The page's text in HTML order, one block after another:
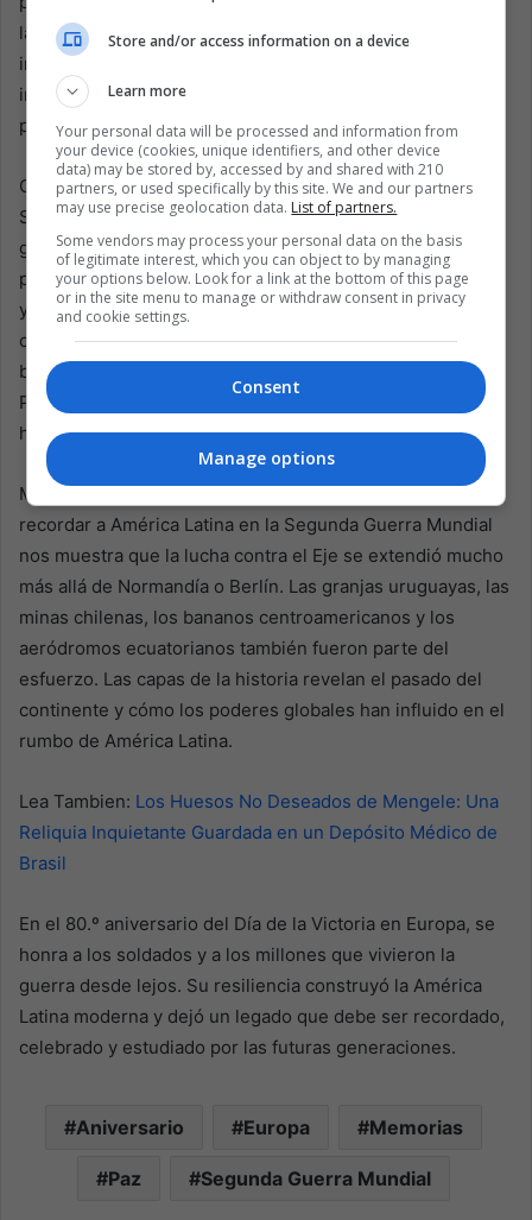
laboral y sentó bases para futuras migraciones e
intercambios culturales. El espíritu de unidad
interamericana, reforzado por la Política del Buen Vecino,
perduró más allá de los tratados de paz.
Ochenta años después, el rol latinoamericano en la
Segunda Guerra Mundial demuestra que los conflictos
globales rara vez se limitan a los frentes de batalla. Cada
país manejó lealtades cambiantes, presiones diplomáticas
y necesidades materiales a su manera. Todos
contribuyeron a la victoria Aliada. Desde soldados
brasileños en los Apeninos hasta pilotos mexicanos en el
Pacífico, los sacrificios de la región resuenan en la
historia.
Mientras se celebran conmemoraciones este 8 de mayo,
recordar a América Latina en la Segunda Guerra Mundial
nos muestra que la lucha contra el Eje se extendió mucho
más allá de Normandía o Berlín. Las granjas uruguayas, las
minas chilenas, los bananos centroamericanos y los
aeródromos ecuatorianos también fueron parte del
esfuerzo. Las capas de la historia revelan el pasado del
continente y cómo los poderes globales han influido en el
rumbo de América Latina.
Lea Tambien: Los Huesos No Deseados de Mengele: Una
Reliquia Inquietante Guardada en un Depósito Médico de
Brasil
En el 80.º aniversario del Día de la Victoria en Europa, se
honra a los soldados y a los millones que vivieron la
guerra desde lejos. Su resiliencia construyó la América
Latina moderna y dejó un legado que debe ser recordado,
celebrado y estudiado por las futuras generaciones.
Aniversario Europa Memorias
Paz Segunda Guerra Mundial
Store and/or access information on a device
Learn more
Your personal data will be processed and information from
your device (cookies, unique identifiers, and other device
data) may be stored by, accessed by and shared with 210
partners, or used specifically by this site. We and our partners
may use precise geolocation data. List of partners.
Some vendors may process your personal data on the basis
of legitimate interest, which you can object to by managing
your options below. Look for a link at the bottom of this page
or in the site menu to manage or withdraw consent in privacy
and cookie settings.
Consent
Manage options